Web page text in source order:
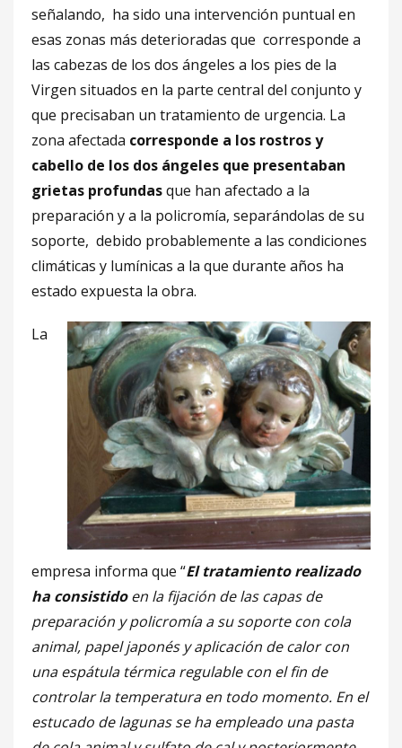
señalando, ha sido una intervención puntual en
esas zonas más deterioradas que corresponde a
las cabezas de los dos ángeles a los pies de la
Virgen situados en la parte central del conjunto y
que precisaban un tratamiento de urgencia. La
zona afectada corresponde a los rostros y
cabello de los dos ángeles que presentaban
grietas profundasque han afectado a la
preparación y a la policromía, separándolas de su
soporte, debido probablemente a las condiciones
climáticas y lumínicas a la que durante años ha
estado expuesta la obra.
La
empresa informa que “El tratamiento realizado
ha consistidoen la fijación de las capas de
preparación y policromía a su soporte con cola
animal, papel japonés y aplicación de calor con
una espátula térmica regulable con el fin de
controlar la temperatura en todo momento. En el
estucado de lagunas se ha empleado una pasta